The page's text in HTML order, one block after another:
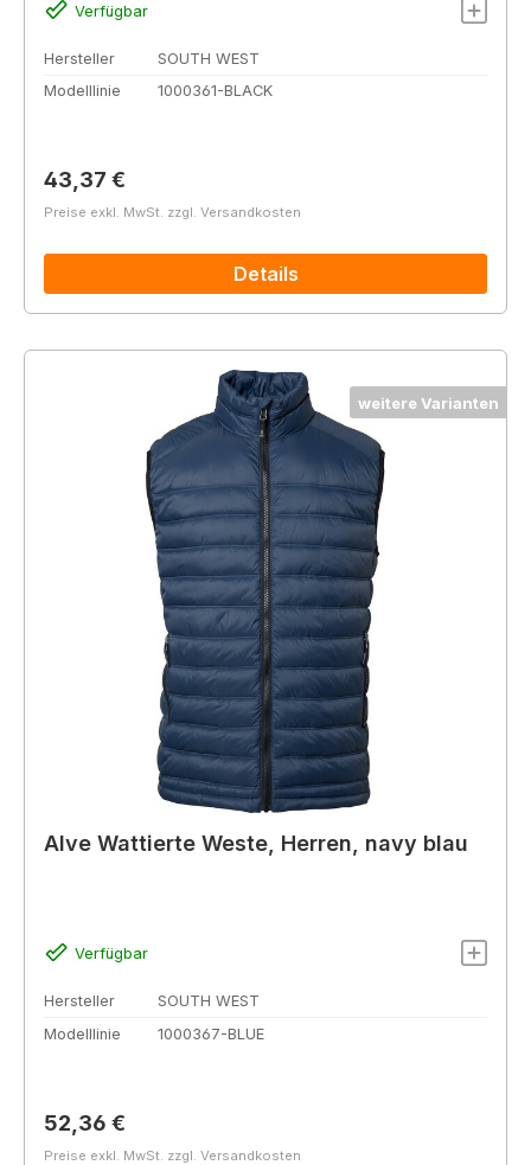
Verfügbar
Hersteller
SOUTH WEST
Modelllinie
1000361-BLACK
Regulärer Preis:
43,37 €
Preise exkl. MwSt. zzgl. Versandkosten
Details
weitere Varianten
Alve Wattierte Weste, Herren, navy blau
Verfügbar
Hersteller
SOUTH WEST
Modelllinie
1000367-BLUE
Regulärer Preis:
52,36 €
Preise exkl. MwSt. zzgl. Versandkosten